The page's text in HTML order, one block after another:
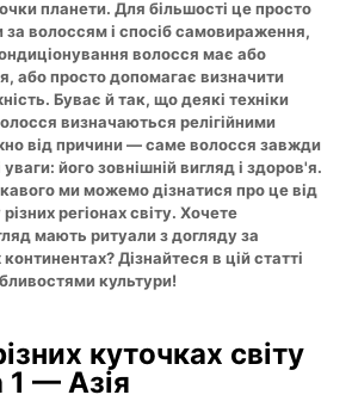
планети. Для більшості це просто
волоссям і спосіб самовираження,
волосся має або
або просто допомагає визначити
Буває й так, що деякі техніки
визначаються релігійними
від причини — саме волосся завжди
його зовнішній вигляд і здоров'я.
ми можемо дізнатися про це від
регіонах світу. Хочете
мають ритуали з догляду за
Дізнайтеся в цій статті
культури!
куточках світу
— Азія